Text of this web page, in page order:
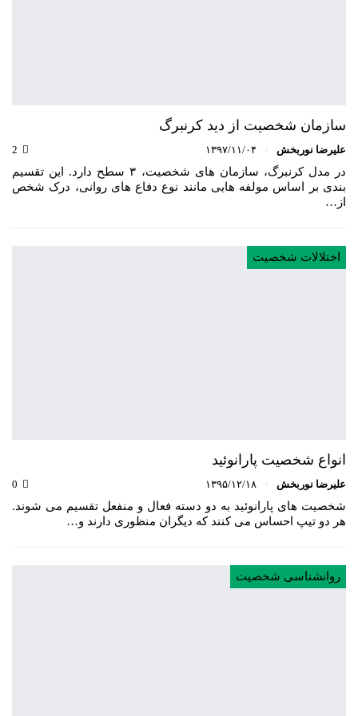
سازمان شخصیت از دید کرنبرگ
علیرضا نوربخش ۱۳۹۷/۱۱/۰۴
در مدل کرنبرگ، سازمان های شخصیت، ۳ سطح دارد. این تقسیم
بندی بر اساس مولفه هایی مانند نوع دفاع های روانی، درک شخص
از…
اختلالات شخصیت
انواع شخصیت پارانوئید
علیرضا نوربخش ۱۳۹۵/۱۲/۱۸
شخصیت های پارانوئید به دو دسته فعال و منفعل تقسیم می شوند.
هر دو تیپ احساس می کنند که دیگران منظوری دارند و…
روانشناسی شخصیت